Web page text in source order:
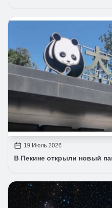
19 Июль 2026
В Пекине открыли новый